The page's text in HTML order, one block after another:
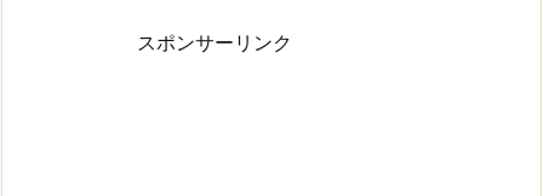
スポンサーリンク